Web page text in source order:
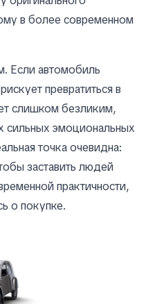
в более современном
Если автомобиль
превратиться в
слишком безликим,
сильных эмоциональных
точка очевидна:
заставить людей
практичности,
о покупке.